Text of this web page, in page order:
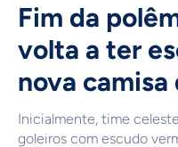
Fim da
volta a ter
nova
Inicialmente, time
goleiros com escudo